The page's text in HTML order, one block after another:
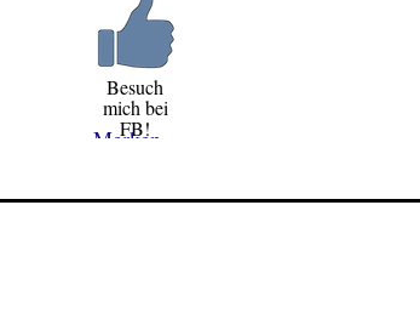
Besuch
mich bei
FB!
Merken